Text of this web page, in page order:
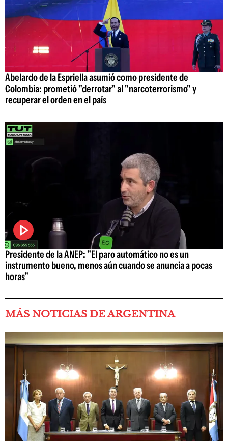
Abelardo de la Espriella asumió como presidente de
Colombia: prometió "derrotar" al "narcoterrorismo" y
recuperar el orden en el país
Presidente de la ANEP: "El paro automático no es un
instrumento bueno, menos aún cuando se anuncia a pocas
horas"
MÁS NOTICIAS DE ARGENTINA